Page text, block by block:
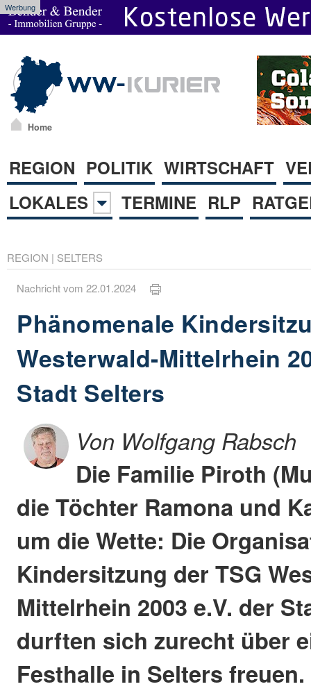
Werbung
Home
REGION POLITIK WIRTSCHAFT
LOKALES
TERMINE RLP
REGION | SELTERS
Nachricht vom 22.01.2024
Phänomenale
Westerwald-Mittelrhein
Stadt Selters
Von Wolfgang Rabsch
Die Familie Piroth
die Töchter Ramona und
um die Wette: Die
Kindersitzung der TSG
Mittelrhein 2003 e.V. der
durften sich zurecht über
Festhalle in Selters freuen.